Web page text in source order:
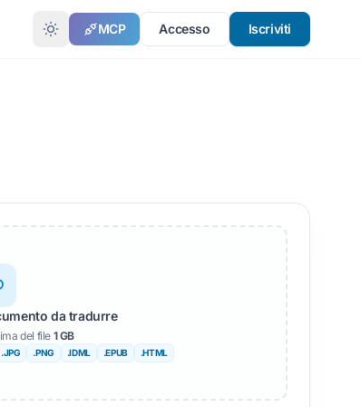
MCP Accesso Iscriviti
da tradurre
del file 1 GB
.JPG .PNG .IDML .EPUB .HTML